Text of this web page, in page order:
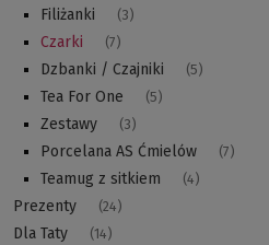
Filiżanki (3)
Czarki (7)
Dzbanki / Czajniki (5)
Tea For One (5)
Zestawy (3)
Porcelana AS Ćmielów (7)
Teamug z sitkiem (4)
Prezenty (24)
Dla Taty (14)